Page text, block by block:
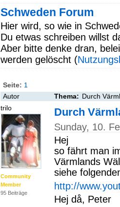
Schweden Forum
Hier wird, so wie in
Du etwas schreiben willst
Aber bitte denke dran,
werden gelöscht (
Seite: 1
Autor
Thema: Durch
trilo
Community
Member
95 Beiträge
Durch
Sunday, 10.
Hej
so fährt man
Värmlands
siehe
http://
Hej då, Peter